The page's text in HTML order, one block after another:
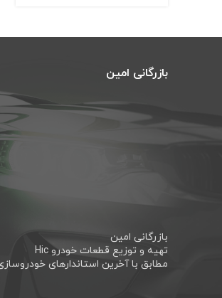
بازرگانی امین
بازرگانی امین
تهیه و توزیع قطعات خودرو Hic
مطابق با آخرین استاندارهای